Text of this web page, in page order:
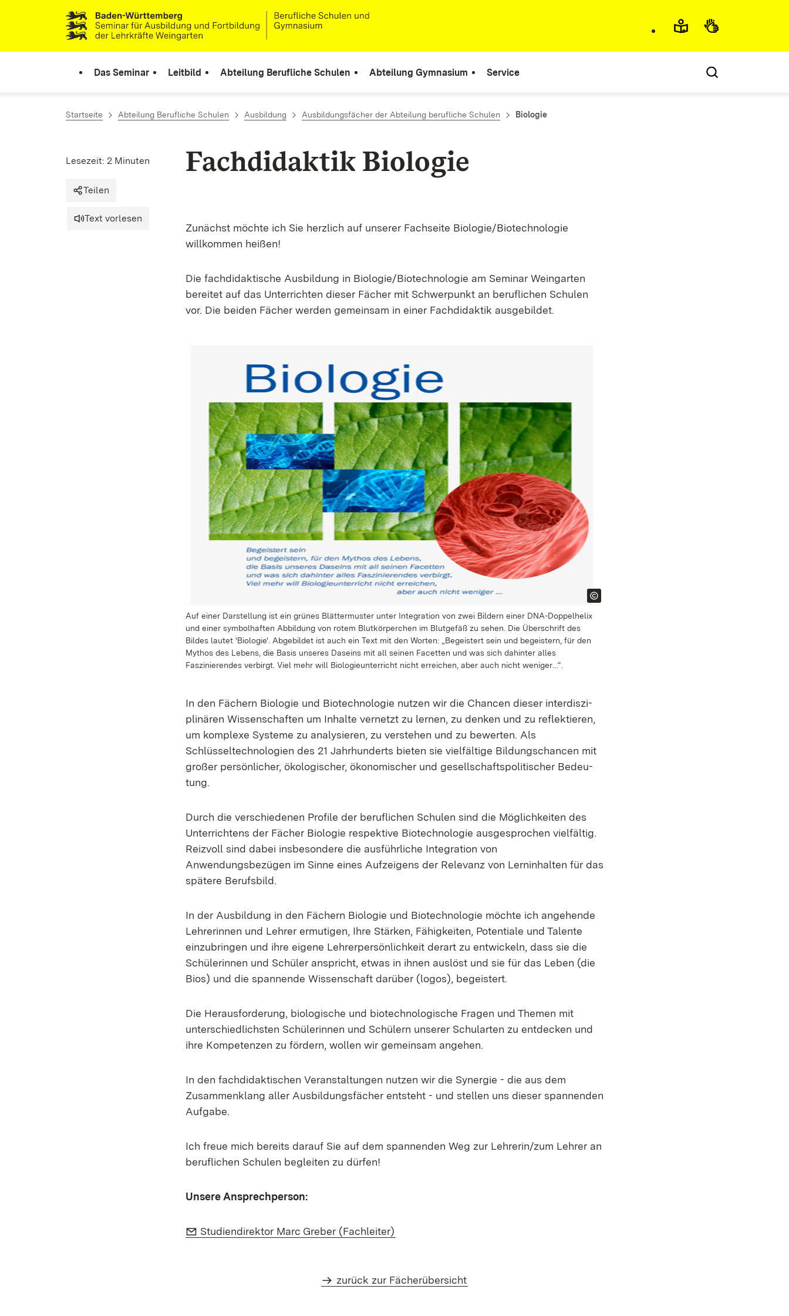
Zum Inhalt springen
Link zur Startseite
Das Seminar Leitbild Abteilung Berufliche Schulen Abteilung Gymnasium Service
Startseite Abteilung Berufliche Schulen Ausbildung Ausbildungsfächer der Abteilung berufliche Schulen Biologie
Fachdidaktik Biologie
Lesezeit: 2 Minuten
Teilen
Text vorlesen
Zunächst möchte ich Sie herzlich auf unserer Fachseite Biologie/Biotechnologie
willkommen heißen!
Die fachdidaktische Ausbildung in Biologie/Biotechnologie am Seminar Weingarten
bereitet auf das Unter­richten dieser Fächer mit Schwerpunkt an beruflichen Schulen
vor. Die beiden Fächer werden gemeinsam in einer Fachdidaktik ausgebildet.
Auf einer Darstellung ist ein grünes Blättermuster unter Integration von zwei Bildern einer DNA-Doppelhelix
und einer symbolhaften Abbildung von rotem Blutkörperchen im Blutgefäß zu sehen. Die Überschrift des
Bildes lautet 'Biologie'. Abgebildet ist auch ein Text mit den Worten: „Begeistert sein und begeistern, für den
Mythos des Lebens, die Basis unseres Daseins mit all seinen Facetten und was sich dahinter alles
Faszinierendes verbirgt. Viel mehr will Biologieunterricht nicht erreichen, aber auch nicht weniger…“.
In den Fächern Biologie und Bio­tech­no­lo­gie nutzen wir die Chancen dieser in­ter­dis­zi­
pli­nä­ren Wis­sen­schaften um In­hal­te ver­netzt zu ler­nen, zu den­ken und zu re­flek­tie­ren,
um kom­ple­xe Sys­te­me zu ana­ly­sie­ren, zu verstehen und zu be­wer­ten. Als
Schlüsseltechnologien des 21 Jahrhunderts bieten sie vielfältige Bildungschancen mit
gro­ßer persönlicher, öko­lo­gi­scher, öko­no­mi­scher und ge­sell­schafts­po­li­ti­scher Be­deu­
tung.
Durch die verschiedenen Profile der beruflichen Schulen sind die Möglichkeiten des
Unterrichtens der Fächer Biologie respektive Biotechnologie ausgesprochen vielfältig.
Reizvoll sind dabei insbesondere die ausführliche Integration von
Anwendungsbezügen im Sinne eines Aufzeigens der Relevanz von Lerninhalten für das
spätere Berufsbild.
In der Ausbildung in den Fächern Biologie und Biotechnologie möchte ich angehende
Lehrerinnen und Lehrer ermutigen, Ihre Stärken, Fähigkeiten, Potentiale und Talente
einzubringen und ihre eigene Lehrerpersönlichkeit derart zu entwickeln, dass sie die
Schülerinnen und Schüler anspricht, etwas in ihnen auslöst und sie für das Leben (die
Bios) und die spannende Wissenschaft darüber (logos), begeistert.
Die Herausforderung, biologische und biotechnologische Fragen und Themen mit
unterschiedlichsten Schülerinnen und Schülern unserer Schularten zu entdecken und
ihre Kompetenzen zu fördern, wollen wir gemeinsam angehen.
In den fachdidaktischen Veranstaltungen nutzen wir die Synergie - die aus dem
Zusammenklang aller Ausbildungsfächer entsteht - und stellen uns dieser spannenden
Aufgabe.
Ich freue mich bereits darauf Sie auf dem spannenden Weg zur Lehrerin/zum Lehrer an
beruflichen Schulen begleiten zu dürfen!
Unsere Ansprechperson:
E-Mail:
Studiendirektor Marc Greber (Fachleiter)
zurück zur Fächerübersicht